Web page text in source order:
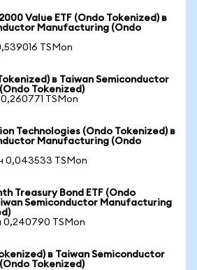
Value ETF (Ondo Tokenized) в
Manufacturing (Ondo
TSMon
в Taiwan Semiconductor
Tokenized)
TSMon
Technologies (Ondo Tokenized) в
Manufacturing (Ondo
0,043533 TSMon
Treasury Bond ETF (Ondo
Semiconductor Manufacturing
0,240790 TSMon
в Taiwan Semiconductor
Tokenized)